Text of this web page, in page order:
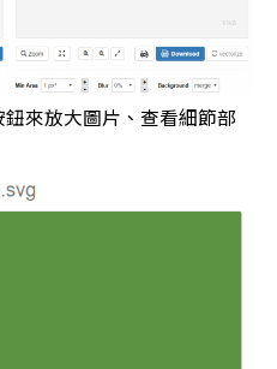
來放大圖片、查看細節部